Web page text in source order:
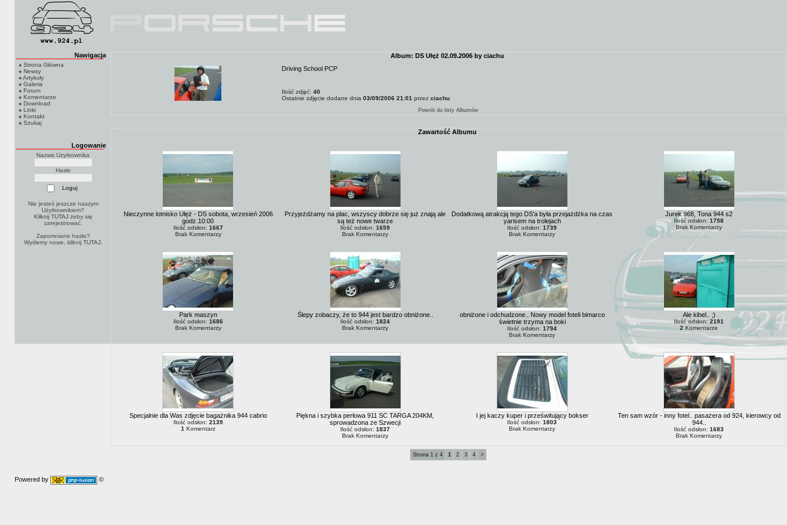
Nawigacja
Strona Główna
Newsy
Artykuły
Galeria
Forum
Komentarze
Download
Linki
Kontakt
Szukaj
Logowanie
Nazwa Użytkownika
Hasło
Nie jesteś jeszcze naszym
Użytkownikiem?
Kilknij TUTAJżeby się
zarejestrować.
Zapomniane hasło?
Wyślemy nowe, kliknij TUTAJ.
Album: DS Ułęż 02.09.2006 by ciachu
Driving School PCP
Ilość zdjęć: 40
Ostatnie zdjęcie dodane dnia 03/09/2006 21:01 przez ciachu
Powrót do listy Albumów
Zawartość Albumu
Nieczynne lotnisko Ułęż - DS sobota, wrzesień 2006
godz.10:00
Ilość odsłon: 1667
Brak Komentarzy
Przyjeżdżamy na plac, wszyscy dobrze się już znają ale
są też nowe twarze
Ilość odsłon: 1659
Brak Komentarzy
Dodatkową atrakcją tego DS'a była przejażdżka na czas
yarisem na trolejach
Ilość odsłon: 1739
Brak Komentarzy
Jurek 968, Tona 944 s2
Ilość odsłon: 1758
Brak Komentarzy
Park maszyn
Ilość odsłon: 1686
Brak Komentarzy
Ślepy zobaczy, że to 944 jest bardzo obniżone..
Ilość odsłon: 1824
Brak Komentarzy
obniżone i odchudzone.. Nowy model foteli bimarco
świetnie trzyma na boki
Ilość odsłon: 1794
Brak Komentarzy
Ale kibel.. ;)
Ilość odsłon: 2191
2Komentarze
Specjalnie dla Was zdjęcie bagażnika 944 cabrio
Ilość odsłon: 2139
1 Komentarz
Piękna i szybka perłowa 911 SC TARGA 204KM,
sprowadzona ze Szwecji
Ilość odsłon: 1837
Brak Komentarzy
I jej kaczy kuper i prześwitujący bokser
Ilość odsłon: 1803
Brak Komentarzy
Ten sam wzór - inny fotel.. pasażera od 924, kierowcy od
944..
Ilość odsłon: 1683
Brak Komentarzy
Strona 1 z 4 1 2 3 4 >
Powered by ©